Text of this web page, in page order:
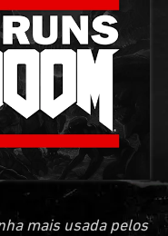
mais usada pelos